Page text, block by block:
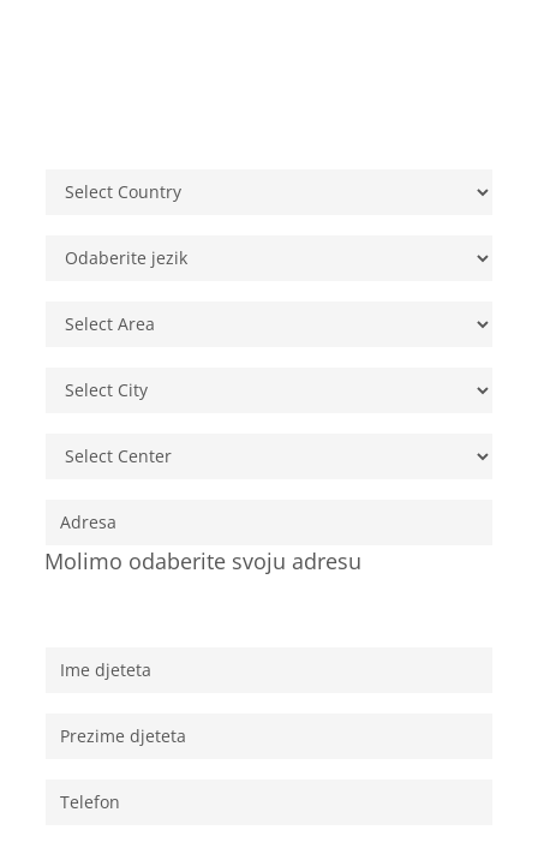
Molimo odaberite svoju adresu